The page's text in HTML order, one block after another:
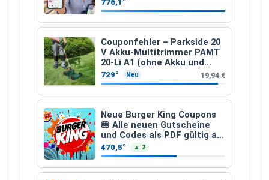
€
776,1°
Couponfehler – Parkside 20
V Akku-Multitrimmer PAMT
20-Li A1 (ohne Akku und
Ladegerät)
729° Neu 19,94 €
Neue Burger King Coupons
🍔 Alle neuen Gutscheine
und Codes als PDF gültig ab
25.07.2026 bis 04.09.2026
470,5° ▲ 2